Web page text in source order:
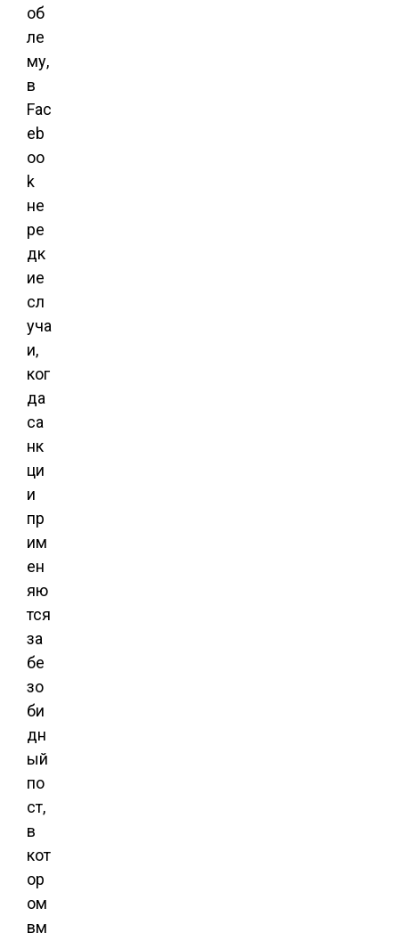
об
ле
му,
в
Fac
eb
oo
k
не
ре
дк
ие
сл
уча
и,
ког
да
са
нк
ци
и
пр
им
ен
яю
тся
за
бе
зо
би
дн
ый
по
ст,
в
кот
ор
ом
вм